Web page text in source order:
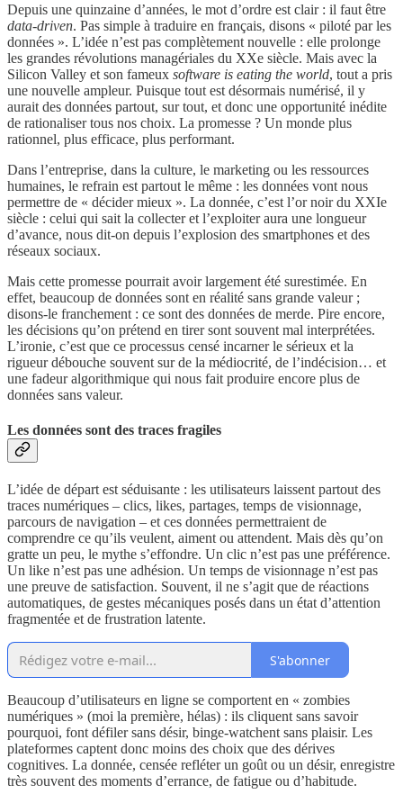
Depuis une quinzaine d’années, le mot d’ordre est clair : il faut être
data-driven. Pas simple à traduire en français, disons « piloté par les
données ». L’idée n’est pas complètement nouvelle : elle prolonge
les grandes révolutions managériales du XXe siècle. Mais avec la
Silicon Valley et son fameux software is eating the world, tout a pris
une nouvelle ampleur. Puisque tout est désormais numérisé, il y
aurait des données partout, sur tout, et donc une opportunité inédite
de rationaliser tous nos choix. La promesse ? Un monde plus
rationnel, plus efficace, plus performant.
Dans l’entreprise, dans la culture, le marketing ou les ressources
humaines, le refrain est partout le même : les données vont nous
permettre de « décider mieux ». La donnée, c’est l’or noir du XXIe
siècle : celui qui sait la collecter et l’exploiter aura une longueur
d’avance, nous dit-on depuis l’explosion des smartphones et des
réseaux sociaux.
Mais cette promesse pourrait avoir largement été surestimée. En
effet, beaucoup de données sont en réalité sans grande valeur ;
disons-le franchement : ce sont des données de merde. Pire encore,
les décisions qu’on prétend en tirer sont souvent mal interprétées.
L’ironie, c’est que ce processus censé incarner le sérieux et la
rigueur débouche souvent sur de la médiocrité, de l’indécision… et
une fadeur algorithmique qui nous fait produire encore plus de
données sans valeur.
Les données sont des traces fragiles
L’idée de départ est séduisante : les utilisateurs laissent partout des
traces numériques – clics, likes, partages, temps de visionnage,
parcours de navigation – et ces données permettraient de
comprendre ce qu’ils veulent, aiment ou attendent. Mais dès qu’on
gratte un peu, le mythe s’effondre. Un clic n’est pas une préférence.
Un like n’est pas une adhésion. Un temps de visionnage n’est pas
une preuve de satisfaction. Souvent, il ne s’agit que de réactions
automatiques, de gestes mécaniques posés dans un état d’attention
fragmentée et de frustration latente.
S'abonner
Beaucoup d’utilisateurs en ligne se comportent en « zombies
numériques » (moi la première, hélas) : ils cliquent sans savoir
pourquoi, font défiler sans désir, binge-watchent sans plaisir. Les
plateformes captent donc moins des choix que des dérives
cognitives. La donnée, censée refléter un goût ou un désir, enregistre
très souvent des moments d’errance, de fatigue ou d’habitude.